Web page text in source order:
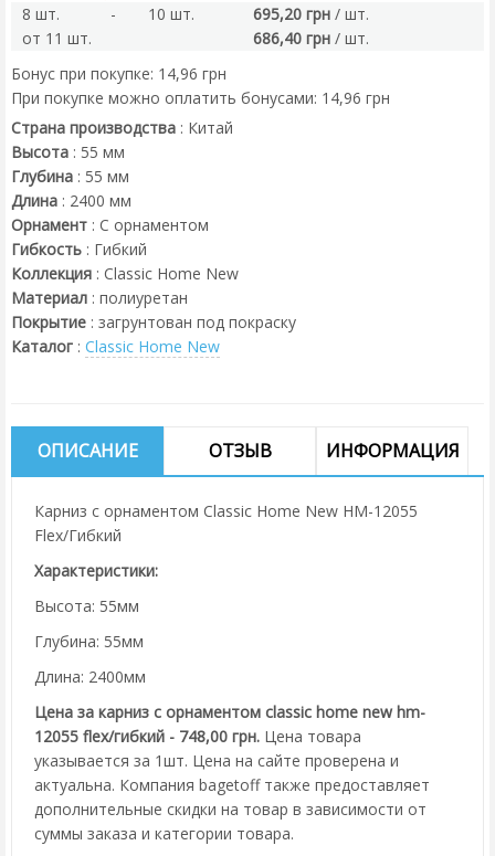
8 шт. - 10 шт. 695,20 грн / шт.
от 11 шт.
686,40 грн / шт.
Бонус при покупке: 14,96 грн
При покупке можно оплатить бонусами: 14,96 грн
Страна производства : Китай
Высота : 55 мм
Глубина : 55 мм
Длина : 2400 мм
Орнамент : С орнаментом
Гибкость : Гибкий
Коллекция : Classic Home New
Материал : полиуретан
Покрытие : загрунтован под покраску
Каталог : Classic Home New
ОПИСАНИЕ ОТЗЫВ ИНФОРМАЦИЯ
Карниз с орнаментом Classic Home New HM-12055
Flex/Гибкий
Характеристики:
Высота: 55мм
Глубина: 55мм
Длина: 2400мм
Цена за карниз с орнаментом classic home new hm-
12055 flex/гибкий - 748,00 грн. Цена товара
указывается за 1шт. Цена на сайте проверена и
актуальна. Компания bagetoff также предоставляет
дополнительные скидки на товар в зависимости от
суммы заказа и категории товара.